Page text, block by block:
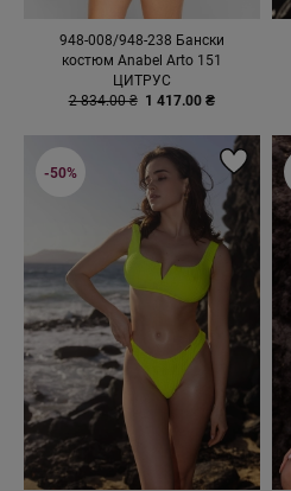
948-008/948-238 Бански
костюм Anabel Arto 151
ЦИТРУС
2 834.00 ₴ 1 417.00 ₴
-50%